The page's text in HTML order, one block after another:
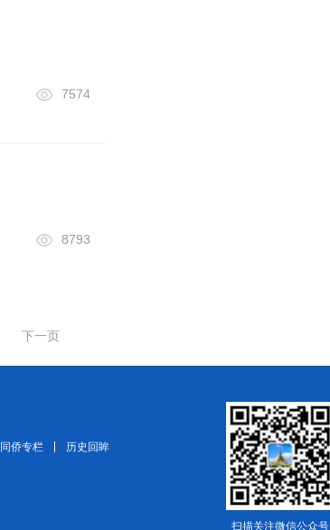
7574
8793
下一页
同侨专栏 历史回眸
扫描关注微信公众号